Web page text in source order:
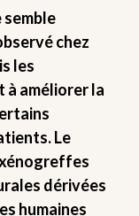
chez
les
à améliorer la
Le
dérivées
humaines